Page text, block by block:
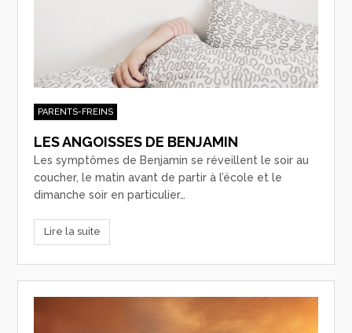
PARENTS-FREINS
LES ANGOISSES DE BENJAMIN
Les symptômes de Benjamin se réveillent le soir au
coucher, le matin avant de partir à l’école et le
dimanche soir en particulier…
Lire la suite